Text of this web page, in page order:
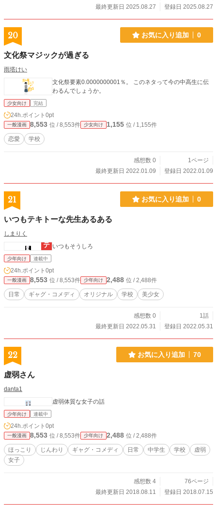
最終更新日 2025.08.27
登録日 2025.08.27
20 お気に入り追加 0
文化祭マジックが過ぎる
雨塔けい
文化祭要素0.0000000001％。 このネタって今の中高生に伝
わるんでしょうか。
少女向け 完結
24h.ポイント 0pt
一般漫画 8,553 位 / 8,553件 少女向け 1,155 位 / 1,155件
恋愛 学校
感想数 0
1ページ
最終更新日 2022.01.09
登録日 2022.01.09
21 お気に入り追加 0
いつもテキトーな先生あるある
しまりく
いつもそうしろ
少年向け 連載中
24h.ポイント 0pt
一般漫画 8,553 位 / 8,553件 少年向け 2,488 位 / 2,488件
日常 ギャグ・コメディ オリジナル 学校 美少女
感想数 0
1話
最終更新日 2022.05.31
登録日 2022.05.31
22 お気に入り追加 70
虚弱さん
danta1
虚弱体質な女子の話
少年向け 連載中
24h.ポイント 0pt
一般漫画 8,553 位 / 8,553件 少年向け 2,488 位 / 2,488件
ほっこり じんわり ギャグ・コメディ 日常 中学生 学校
虚弱
女子
感想数 4
76ページ
最終更新日 2018.08.11
登録日 2018.07.15